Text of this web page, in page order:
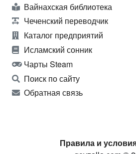
Вайнахская библиотека
Чеченский переводчик
Каталог предприятий
Исламский сонник
Чарты Steam
Поиск по сайту
Обратная связь
Правила и